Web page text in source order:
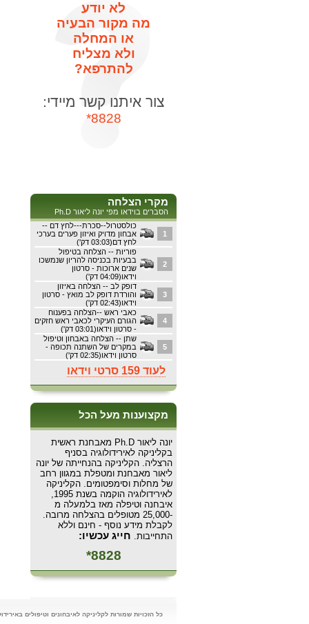
לא יודע
מה מקור הבעיה
או המחלה
ולא מצליח
להתרפא?
צור איתנו קשר מיידי:
8828*
מקרי הצלחה
הסברים בוידאו מפי יונה ליאור Ph.D
כולסטרול--סכרת---לחץ דם --
אבחון מדויק ואיזון פערים בערכי
לחץ דם(03:03 דק')
1
פוריות -- הצלחה בטיפול
בבעיות בכניסה להריון שנמשכו
שנים ארוכות - סרטון
וידאו(04:09 דק')
2
דופק לב -- הצלחה באיזון
והורדת דופק לב מואץ - סרטון
וידאו(02:43 דק')
3
כאבי ראש --הצלחה בפענוח
הגורם העיקרי לכאבי ראש חזקים
- סרטון וידאו(03:01 דק')
4
שתן -- הצלחה באבחון וטיפול
במקרים של השתנה תכופה -
סרטון וידאו(02:35 דק')
5
לעוד 159 סרטי וידאו
מקצוענות מעל הכל
יונה ליאור Ph.D מאבחנת ראשית
בקליניקה לאירידולוגיה בסניף
הרצליה. הקליניקה בהנחייתה של יונה
ליאור מאבחנת ומטפלת במגוון רחב
של מחלות וסימפטומים. הקליניקה
לאירידולוגיה הוקמה בשנת 1995,
איבחנה וטיפלה מאז בלמעלה מ
-25,000 מטופלים בהצלחה מרובה.
לקבלת מידע נוסף - חינם וללא
התחייבות. חייג עכשיו:
8828*
כל הזכויות שמורות לקליניקה לאיבחונים וטיפולים